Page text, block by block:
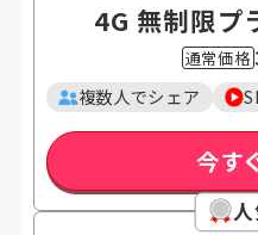
4G 無制限プ
通常価格
複数人でシェア
今す